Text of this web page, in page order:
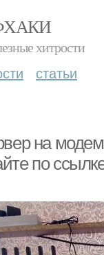
хитрости
статьи
на
по